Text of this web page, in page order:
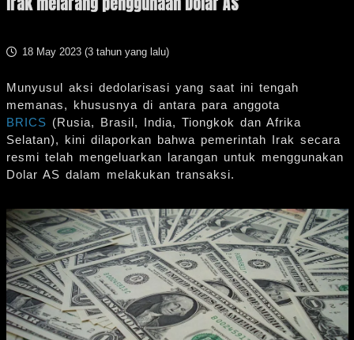
18 May 2023 (3 tahun yang lalu)
Munyusul aksi dedolarisasi yang saat ini tengah
memanas, khususnya di antara para anggota
BRICS (Rusia, Brasil, India, Tiongkok dan Afrika
Selatan), kini dilaporkan bahwa pemerintah Irak secara
resmi telah mengeluarkan larangan untuk menggunakan
Dolar AS dalam melakukan transaksi.